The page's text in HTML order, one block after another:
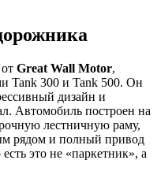
Great Wall Motor,
Tank 300 и Tank 500. Он
дизайн и
Автомобиль построен на
лестничную раму,
рядом и полный привод
это не «паркетник», а